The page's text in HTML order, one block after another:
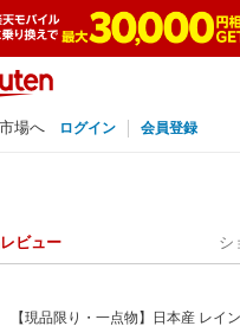
場へ ログイン 会員登録
ビュー シ
【現品限り・一点物】日本産 レイ